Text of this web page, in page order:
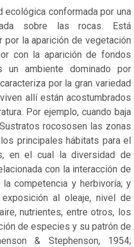
ecológica conformada por una
sobre las rocas. Está
la aparición de vegetación
con la aparición de fondos
un ambiente dominado por
por la gran variedad
allí están acostumbrados
Por ejemplo, cuando baja
rocososen las zonas
principales hábitats para el
en el cual la diversidad de
con la interacción de
competencia y herbivoría; y
al oleaje, nivel de
nutrientes, entre otros, los
de especies y su patrón de
& Stephenson, 1954;